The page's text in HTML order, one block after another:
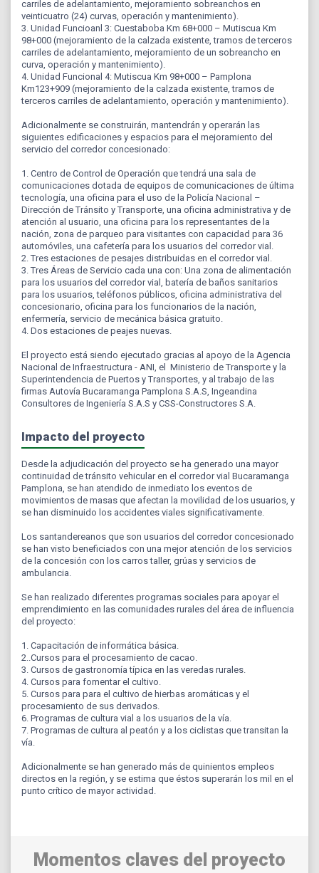
carriles de adelantamiento, mejoramiento sobreanchos en
veinticuatro (24) curvas, operación y mantenimiento).
3. Unidad Funcioanl 3: Cuestaboba Km 68+000 – Mutiscua Km
98+000 (mejoramiento de la calzada existente, tramos de terceros
carriles de adelantamiento, mejoramiento de un sobreancho en
curva, operación y mantenimiento).
4. Unidad Funcional 4: Mutiscua Km 98+000 – Pamplona
Km123+909 (mejoramiento de la calzada existente, tramos de
terceros carriles de adelantamiento, operación y mantenimiento).
Adicionalmente se construirán, mantendrán y operarán las
siguientes edificaciones y espacios para el mejoramiento del
servicio del corredor concesionado:
1. Centro de Control de Operación que tendrá una sala de
comunicaciones dotada de equipos de comunicaciones de última
tecnología, una oficina para el uso de la Policía Nacional –
Dirección de Tránsito y Transporte, una oficina administrativa y de
atención al usuario, una oficina para los representantes de la
nación, zona de parqueo para visitantes con capacidad para 36
automóviles, una cafetería para los usuarios del corredor vial.
2. Tres estaciones de pesajes distribuidas en el corredor vial.
3. Tres Áreas de Servicio cada una con: Una zona de alimentación
para los usuarios del corredor vial, batería de baños sanitarios
para los usuarios, teléfonos públicos, oficina administrativa del
concesionario, oficina para los funcionarios de la nación,
enfermería, servicio de mecánica básica gratuito.
4. Dos estaciones de peajes nuevas.
El proyecto está siendo ejecutado gracias al apoyo de la Agencia
Nacional de Infraestructura - ANI, el Ministerio de Transporte y la
Superintendencia de Puertos y Transportes, y al trabajo de las
firmas Autovía Bucaramanga Pamplona S.A.S, Ingeandina
Consultores de Ingeniería S.A.S y CSS-Constructores S.A.
Impacto del proyecto
Desde la adjudicación del proyecto se ha generado una mayor
continuidad de tránsito vehicular en el corredor vial Bucaramanga
Pamplona, se han atendido de inmediato los eventos de
movimientos de masas que afectan la movilidad de los usuarios, y
se han disminuido los accidentes viales significativamente.
Los santandereanos que son usuarios del corredor concesionado
se han visto beneficiados con una mejor atención de los servicios
de la concesión con los carros taller, grúas y servicios de
ambulancia.
Se han realizado diferentes programas sociales para apoyar el
emprendimiento en las comunidades rurales del área de influencia
del proyecto:
1. Capacitación de informática básica.
2..Cursos para el procesamiento de cacao.
3. Cursos de gastronomía típica en las veredas rurales.
4. Cursos para fomentar el cultivo.
5. Cursos para para el cultivo de hierbas aromáticas y el
procesamiento de sus derivados.
6. Programas de cultura vial a los usuarios de la vía.
7. Programas de cultura al peatón y a los ciclistas que transitan la
vía.
Adicionalmente se han generado más de quinientos empleos
directos en la región, y se estima que éstos superarán los mil en el
punto crítico de mayor actividad.
Momentos claves del proyecto